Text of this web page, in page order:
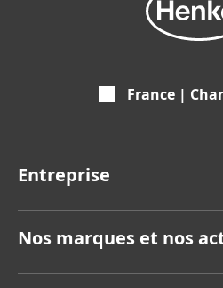
France |
Entreprise
Nos marques et nos